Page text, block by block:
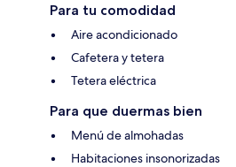
Para tu comodidad
Aire acondicionado
Cafetera y tetera
Tetera eléctrica
Para que duermas bien
Menú de almohadas
Habitaciones insonorizadas